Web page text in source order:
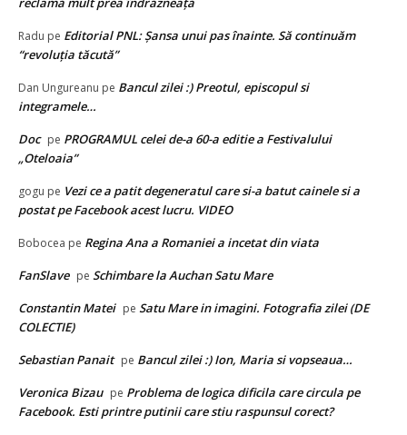
Radu pe Editorial PNL: Șansa unui pas înainte. Să continuăm
“revoluția tăcută”
Dan Ungureanu pe Bancul zilei :) Preotul, episcopul si
integramele…
Doc pe PROGRAMUL celei de-a 60-a editie a Festivalului
„Oteloaia”
gogu pe Vezi ce a patit degeneratul care si-a batut cainele si a
postat pe Facebook acest lucru. VIDEO
Bobocea pe Regina Ana a Romaniei a incetat din viata
FanSlave pe Schimbare la Auchan Satu Mare
Constantin Matei pe Satu Mare in imagini. Fotografia zilei (DE
COLECTIE)
Sebastian Panait pe Bancul zilei :) Ion, Maria si vopseaua…
Veronica Bizau pe Problema de logica dificila care circula pe
Facebook. Esti printre putinii care stiu raspunsul corect?